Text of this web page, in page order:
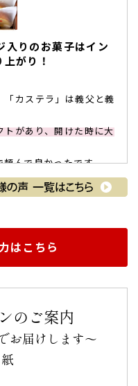
入りのお菓子はイン
がり！
「カステラ」は義父と義
トがあり、開けた時に大
頼んで良かったです。
）
れ・メッセージ入れ小バ
セージカステラ ハート模
に。文字も綺麗には
」
はこちら
のご案内
お届けします～